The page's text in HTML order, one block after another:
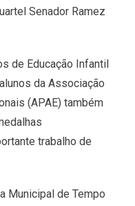
Senador Ramez
de Educação Infantil
da Associação
(APAE) também
trabalho de
Municipal de Tempo